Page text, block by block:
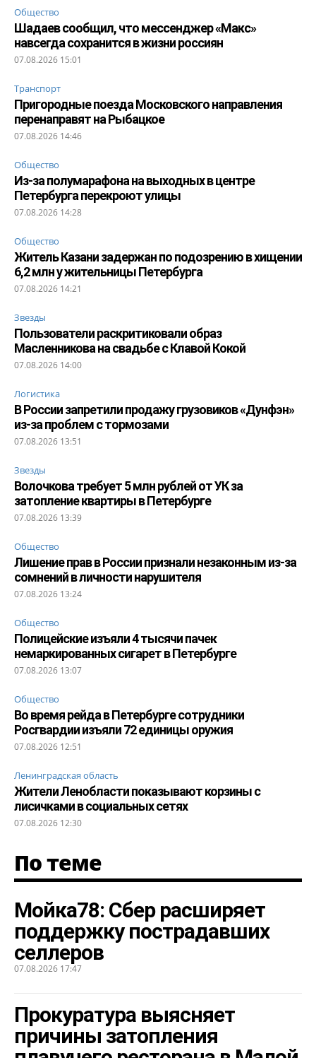
Общество
Шадаев сообщил, что мессенджер «Макс»
навсегда сохранится в жизни россиян
07.08.2026 15:01
Транспорт
Пригородные поезда Московского направления
перенаправят на Рыбацкое
07.08.2026 14:46
Общество
Из-за полумарафона на выходных в центре
Петербурга перекроют улицы
07.08.2026 14:28
Общество
Житель Казани задержан по подозрению в хищении
6,2 млн у жительницы Петербурга
07.08.2026 14:21
Звезды
Пользователи раскритиковали образ
Масленникова на свадьбе с Клавой Кокой
07.08.2026 14:00
Логистика
В России запретили продажу грузовиков «Дунфэн»
из-за проблем с тормозами
07.08.2026 13:51
Звезды
Волочкова требует 5 млн рублей от УК за
затопление квартиры в Петербурге
07.08.2026 13:39
Общество
Лишение прав в России признали незаконным из-за
сомнений в личности нарушителя
07.08.2026 13:24
Общество
Полицейские изъяли 4 тысячи пачек
немаркированных сигарет в Петербурге
07.08.2026 13:07
Общество
Во время рейда в Петербурге сотрудники
Росгвардии изъяли 72 единицы оружия
07.08.2026 12:51
Ленинградская область
Жители Ленобласти показывают корзины с
лисичками в социальных сетях
07.08.2026 12:30
По теме
Мойка78: Сбер расширяет
поддержку пострадавших
селлеров
07.08.2026 17:47
Прокуратура выясняет
причины затопления